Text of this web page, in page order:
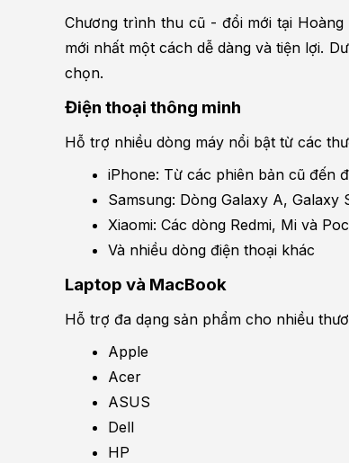
Chương trình thu cũ - đổi mới tại
mới nhất một cách dễ dàng và tiện lợi.
chọn.
Điện thoại thông minh
Hỗ trợ nhiều dòng máy nổi bật từ các
iPhone: Từ các phiên bản cũ đến
Samsung: Dòng Galaxy A, Galaxy
Xiaomi: Các dòng Redmi, Mi và
Và nhiều dòng điện thoại khác
Laptop và MacBook
Hỗ trợ đa dạng sản phẩm cho nhiều
Apple
Acer
ASUS
Dell
HP